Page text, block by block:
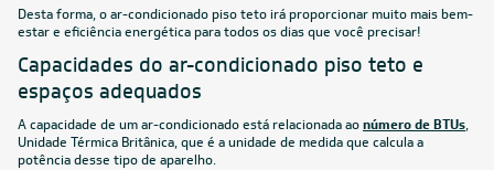
Desta forma, o ar-condicionado piso teto irá proporcionar muito mais bem-
estar e eficiência energética para todos os dias que você precisar!
Capacidades do ar-condicionado piso teto e
espaços adequados
A capacidade de um ar-condicionado está relacionada aonúmero de BTUs,
Unidade Térmica Britânica, que é a unidade de medida que calcula a
potência desse tipo de aparelho.